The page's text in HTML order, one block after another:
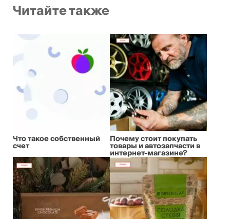
Читайте также
Что такое собственный
счет
Почему стоит покупать
товары и автозапчасти в
интернет-магазине?